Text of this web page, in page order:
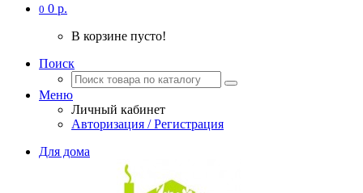
0 0 р.
В корзине пусто!
Поиск
Меню
Личный кабинет
Авторизация / Регистрация
Для дома